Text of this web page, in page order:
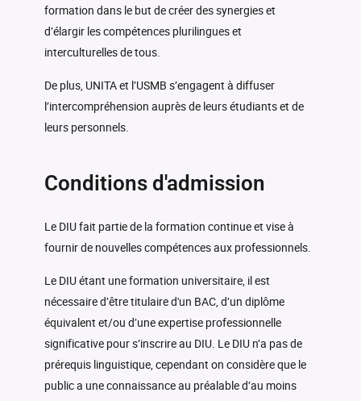
formation dans le but de créer des synergies et
d’élargir les compétences plurilingues et
interculturelles de tous.
De plus, UNITA et l’USMB s’engagent à diffuser
l’intercompréhension auprès de leurs étudiants et de
leurs personnels.
Conditions d'admission
Le DIU fait partie de la formation continue et vise à
fournir de nouvelles compétences aux professionnels.
Le DIU étant une formation universitaire, il est
nécessaire d’être titulaire d'un BAC, d’un diplôme
équivalent et/ou d’une expertise professionnelle
significative pour s’inscrire au DIU. Le DIU n’a pas de
prérequis linguistique, cependant on considère que le
public a une connaissance au préalable d’au moins